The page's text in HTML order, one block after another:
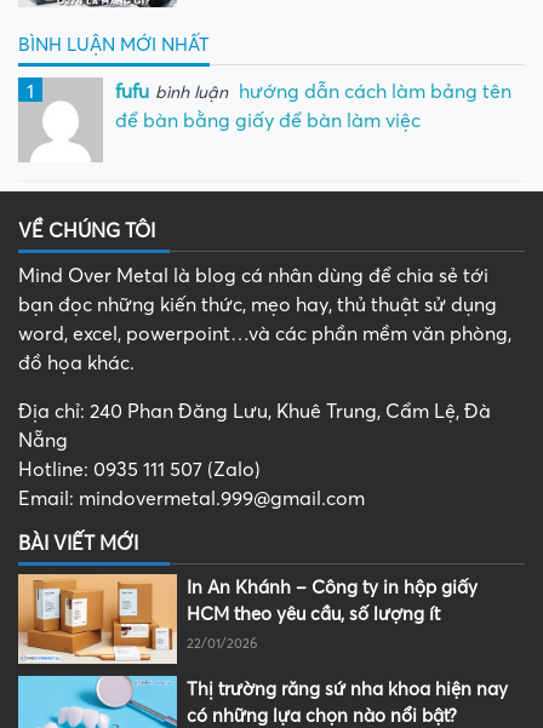
BÌNH LUẬN MỚI NHẤT
1 fufu bình luận
hướng dẫn cách làm bảng tên
để bàn bằng giấy để bàn làm việc
VỀ CHÚNG TÔI
Mind Over Metal là blog cá nhân dùng để chia sẻ tới
bạn đọc những kiến thức, mẹo hay, thủ thuật sử dụng
word, excel, powerpoint…và các phần mềm văn phòng,
đồ họa khác.
Địa chỉ: 240 Phan Đăng Lưu, Khuê Trung, Cẩm Lệ, Đà
Nẵng
Hotline: 0935 111 507 (Zalo)
Email: mindovermetal.999@gmail.com
BÀI VIẾT MỚI
In An Khánh – Công ty in hộp giấy
HCM theo yêu cầu, số lượng ít
22/01/2026
Thị trường răng sứ nha khoa hiện nay
có những lựa chọn nào nổi bật?